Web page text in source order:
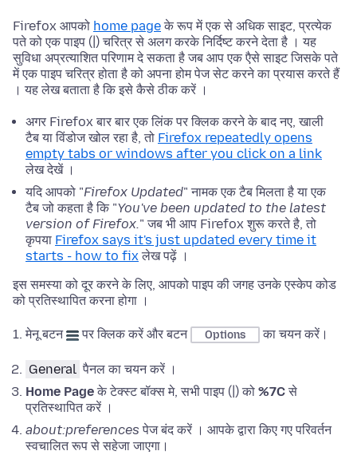
Firefox आपको home pageके रूप में एक से अधिक साइट, प्रत्येक
पते को एक पाइप (|) चरित्र से अलग करके निर्दिष्ट करने देता है । यह
सुविधा अप्रत्याशित परिणाम दे सकता है जब आप एक एैसे साइट जिसके पते
में एक पाइप चरित्र होता है को अपना होम पेज सेट करने का प्रयास करते हैं
। यह लेख बताता है कि इसे कैसे ठीक करें ।
अगर Firefox बार बार एक लिंक पर क्लिक करने के बाद नए, खाली
टैब या विंडोज खोल रहा है, तो Firefox repeatedly opens
empty tabs or windows after you click on a link
लेख देखें ।
यदि आपको "Firefox Updated" नामक एक टैब मिलता है या एक
टैब जो कहता है कि "You've been updated to the latest
version of Firefox." जब भी आप Firefox शुरू करते है, तो
कृपया Firefox says it's just updated every time it
starts - how to fixलेख पढ़ें ।
इस समस्या को दूर करने के लिए, आपको पाइप की जगह उनके एस्केप कोड
को प्रतिस्थापित करना होगा ।
मेनू बटन पर क्लिक करें और बटन Options का चयन करें।
General पैनल का चयन करें ।
Home Pageके टेक्स्ट बॉक्स मे, सभी पाइप (|) को %7Cसे
प्रतिस्थापित करें ।
about:preferences पेज बंद करें । आपके द्वारा किए गए परिवर्तन
स्वचालित रूप से सहेजा जाएगा।